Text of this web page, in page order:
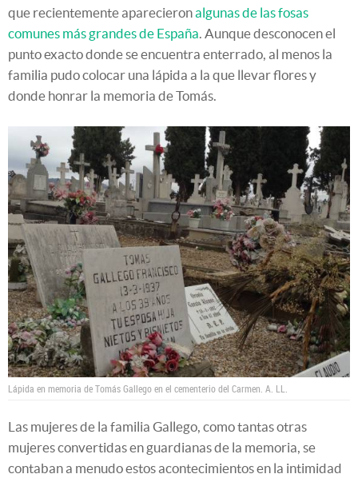
que recientemente aparecieronalgunas de las fosas
comunes más grandes de España. Aunque desconocen el
punto exacto donde se encuentra enterrado, al menos la
familia pudo colocar una lápida a la que llevar flores y
donde honrar la memoria de Tomás.
Lápida en memoria de Tomás Gallego en el cementerio del Carmen. A. LL.
Las mujeres de la familia Gallego, como tantas otras
mujeres convertidas en guardianas de la memoria, se
contaban a menudo estos acontecimientos en la intimidad